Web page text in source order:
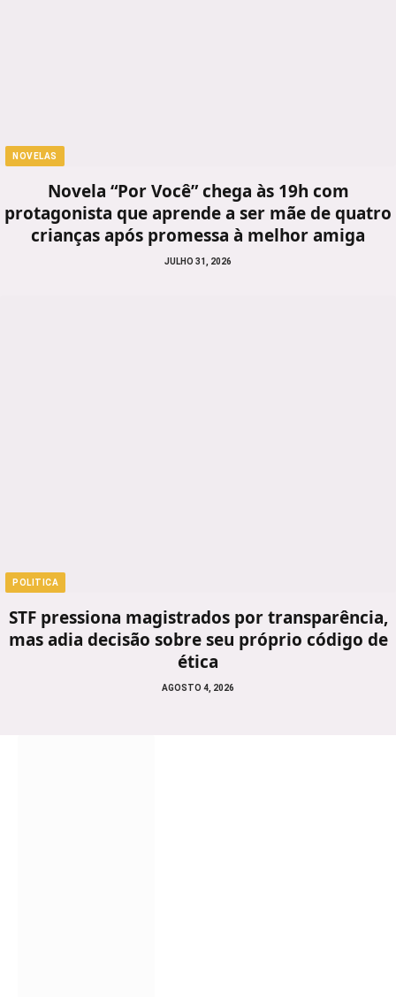
NOVELAS
Novela “Por Você” chega às 19h com
protagonista que aprende a ser mãe de quatro
crianças após promessa à melhor amiga
JULHO 31, 2026
POLITICA
STF pressiona magistrados por transparência,
mas adia decisão sobre seu próprio código de
ética
AGOSTO 4, 2026